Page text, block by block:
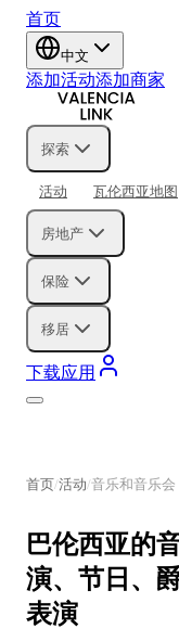
首页
中文
添加活动添加商家
探索
活动 瓦伦西亚地图
房地产
保险
移居
下载应用
首页 活动 音乐和音乐会
巴伦西亚的
演、节日、
表演